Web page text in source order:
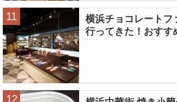
横浜チョコレートフ
行ってきた！おすす